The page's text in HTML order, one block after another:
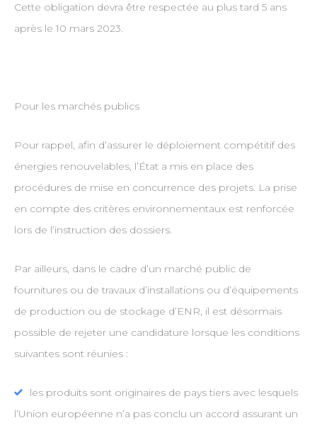
Cette obligation devra être respectée au plus tard 5 ans
après le 10 mars 2023.
Pour les marchés publics
Pour rappel, afin d’assurer le déploiement compétitif des
énergies renouvelables, l’État a mis en place des
procédures de mise en concurrence des projets. La prise
en compte des critères environnementaux est renforcée
lors de l’instruction des dossiers.
Par ailleurs, dans le cadre d’un marché public de
fournitures ou de travaux d’installations ou d’équipements
de production ou de stockage d’ENR, il est désormais
possible de rejeter une candidature lorsque les conditions
suivantes sont réunies :
les produits sont originaires de pays tiers avec lesquels
l’Union européenne n’a pas conclu un accord assurant un